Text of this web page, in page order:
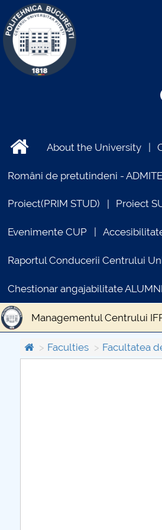
About the University
Români de pretutindeni -
Proiect(PRIM STUD) Proiect
Evenimente CUP
Raportul Conducerii Centrului
Chestionar angajabilitate
Managementul Centrului
Faculties Facultatea